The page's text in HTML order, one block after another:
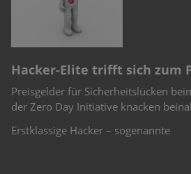
Hacker-Elite trifft sich zum
Preisgelder für Sicherheitslücken
der Zero Day Initiative knacken
Erstklassige Hacker – sogenannte